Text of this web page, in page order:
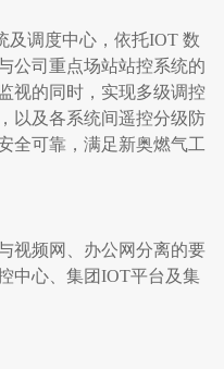
调度中心，依托IOT 数
公司重点场站站控系统的
视的同时，实现多级调控
以及各系统间遥控分级防
全可靠，满足新奥燃气工
视频网、办公网分离的要
中心、集团IOT平台及集